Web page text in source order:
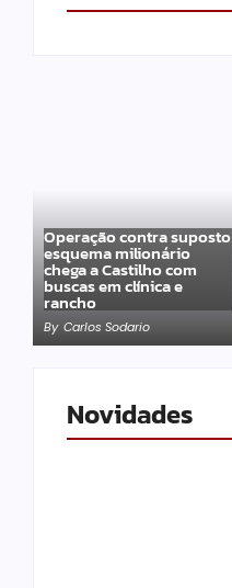
Operação contra suposto
esquema milionário
chega a Castilho com
buscas em clínica e
rancho
By Carlos Sodario
Novidades